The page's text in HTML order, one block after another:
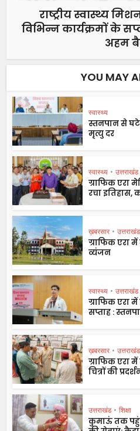
राष्ट्रीय स्वास्थ्य
विभिन्न कार्यक्रमों के
अहम
YOU MAY
स्वास्थ्य
स्तनपान से
मृत्यु दर
स्वास्थ्य • उत्तराखंड
ग्राफिक एरा
रचा इतिहास,
ख़बरसार • उत्तराखंड
ग्राफिक एरा
व्यंजन
स्वास्थ्य • उत्तराखंड
ग्राफिक एरा में
सप्ताह :
ख़बरसार • उत्तराखंड
ग्राफिक एरा में
चित्रों की
उत्तराखंड • शिक्षा
कुमाऊं तक